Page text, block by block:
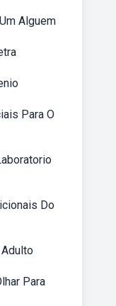
Alguem
Para O
Do
Para